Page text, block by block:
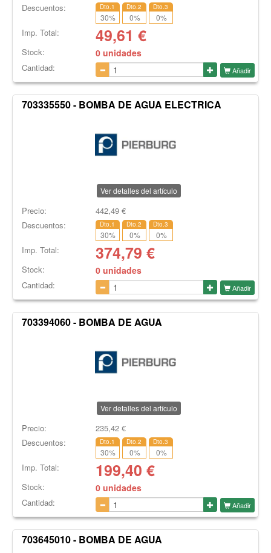
Descuentos:
Dto.1
30%
Dto.2
0%
Dto.3
0%
Imp. Total: 49,61 €
Stock: 0 unidades
Cantidad: Añadir
703335550 - BOMBA DE AGUA ELECTRICA
Ver detalles del artículo
Precio: 442,49€
Descuentos:
Dto.1
30%
Dto.2
0%
Dto.3
0%
Imp. Total: 374,79 €
Stock: 0 unidades
Cantidad: Añadir
703394060 - BOMBA DE AGUA
Ver detalles del artículo
Precio: 235,42€
Descuentos:
Dto.1
30%
Dto.2
0%
Dto.3
0%
Imp. Total: 199,40 €
Stock: 0 unidades
Cantidad: Añadir
703645010 - BOMBA DE AGUA